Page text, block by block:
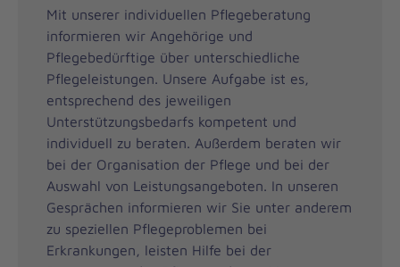
Mit unserer individuellen Pflegeberatung
informieren wir Angehörige und
Pflegebedürftige über unterschiedliche
Pflegeleistungen. Unsere Aufgabe ist es,
entsprechend des jeweiligen
Unterstützungsbedarfs kompetent und
individuell zu beraten. Außerdem beraten wir
bei der Organisation der Pflege und bei der
Auswahl von Leistungsangeboten. In unseren
Gesprächen informieren wir Sie unter anderem
zu speziellen Pflegeproblemen bei
Erkrankungen, leisten Hilfe bei der